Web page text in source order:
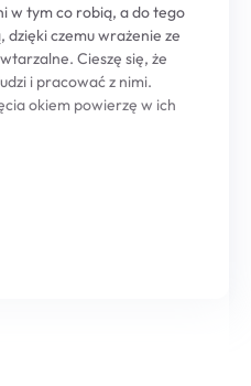
w tym co robią, a do tego
czemu wrażenie ze
Cieszę się, że
i pracować z nimi.
okiem powierzę w ich